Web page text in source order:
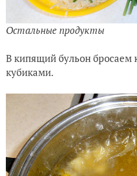
Остальные продукты
В кипящий бульон бросаем
кубиками.